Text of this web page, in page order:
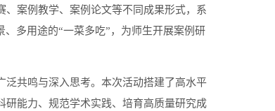
案例教学、案例论文等不同成果形式，系
多用途的“一菜多吃”，为师生开展案例研
泛共鸣与深入思考。本次活动搭建了高水平
研能力、规范学术实践、培育高质量研究成